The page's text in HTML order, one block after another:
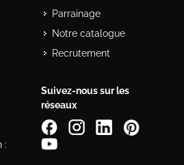
Parrainage
Notre catalogue
Recrutement
:
Suivez-nous sur les
réseaux